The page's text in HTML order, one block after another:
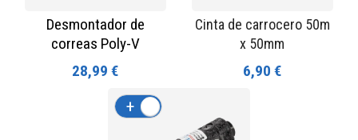
Desmontador de
correas Poly-V
28,99 €
Cinta de carrocero 50m
x 50mm
6,90 €
+